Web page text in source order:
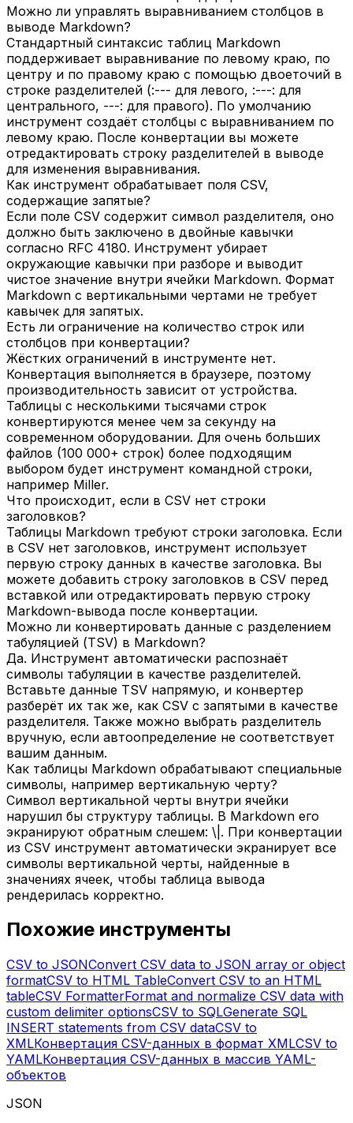
Можно ли управлять выравниванием столбцов в
выводе Markdown?
Стандартный синтаксис таблиц Markdown
поддерживает выравнивание по левому краю, по
центру и по правому краю с помощью двоеточий в
строке разделителей (:--- для левого, :---: для
центрального, ---: для правого). По умолчанию
инструмент создаёт столбцы с выравниванием по
левому краю. После конвертации вы можете
отредактировать строку разделителей в выводе
для изменения выравнивания.
Как инструмент обрабатывает поля CSV,
содержащие запятые?
Если поле CSV содержит символ разделителя, оно
должно быть заключено в двойные кавычки
согласно RFC 4180. Инструмент убирает
окружающие кавычки при разборе и выводит
чистое значение внутри ячейки Markdown. Формат
Markdown с вертикальными чертами не требует
кавычек для запятых.
Есть ли ограничение на количество строк или
столбцов при конвертации?
Жёстких ограничений в инструменте нет.
Конвертация выполняется в браузере, поэтому
производительность зависит от устройства.
Таблицы с несколькими тысячами строк
конвертируются менее чем за секунду на
современном оборудовании. Для очень больших
файлов (100 000+ строк) более подходящим
выбором будет инструмент командной строки,
например Miller.
Что происходит, если в CSV нет строки
заголовков?
Таблицы Markdown требуют строки заголовка. Если
в CSV нет заголовков, инструмент использует
первую строку данных в качестве заголовка. Вы
можете добавить строку заголовков в CSV перед
вставкой или отредактировать первую строку
Markdown-вывода после конвертации.
Можно ли конвертировать данные с разделением
табуляцией (TSV) в Markdown?
Да. Инструмент автоматически распознаёт
символы табуляции в качестве разделителей.
Вставьте данные TSV напрямую, и конвертер
разберёт их так же, как CSV с запятыми в качестве
разделителя. Также можно выбрать разделитель
вручную, если автоопределение не соответствует
вашим данным.
Как таблицы Markdown обрабатывают специальные
символы, например вертикальную черту?
Символ вертикальной черты внутри ячейки
нарушил бы структуру таблицы. В Markdown его
экранируют обратным слешем: \|. При конвертации
из CSV инструмент автоматически экранирует все
символы вертикальной черты, найденные в
значениях ячеек, чтобы таблица вывода
рендерилась корректно.
Похожие инструменты
CSV to JSONConvert CSV data to JSON array or object
formatCSV to HTML TableConvert CSV to an HTML
tableCSV FormatterFormat and normalize CSV data with
custom delimiter optionsCSV to SQLGenerate SQL
INSERT statements from CSV dataCSV to
XMLКонвертация CSV-данных в формат XMLCSV to
YAMLКонвертация CSV-данных в массив YAML-
объектов
JSON